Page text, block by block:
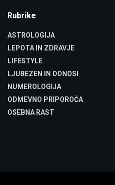
Rubrike
ASTROLOGIJA
LEPOTA IN ZDRAVJE
LIFESTYLE
LJUBEZEN IN ODNOSI
NUMEROLOGIJA
ODMEVNO PRIPOROČA
OSEBNA RAST